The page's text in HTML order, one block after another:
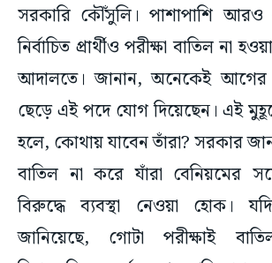
সরকারি কৌঁসুলি। পাশাপাশি
নির্বাচিত প্রার্থীও পরীক্ষা বাতিল না
আদালতে। জানান, অনেকেই আগের
ছেড়ে এই পদে যোগ দিয়েছেন। এই
হলে, কোথায় যাবেন তাঁরা? সরকার
বাতিল না করে যাঁরা বেনিয়মের
বিরুদ্ধে ব্যবস্থা নেওয়া হোক।
জানিয়েছে, গোটা পরীক্ষাই